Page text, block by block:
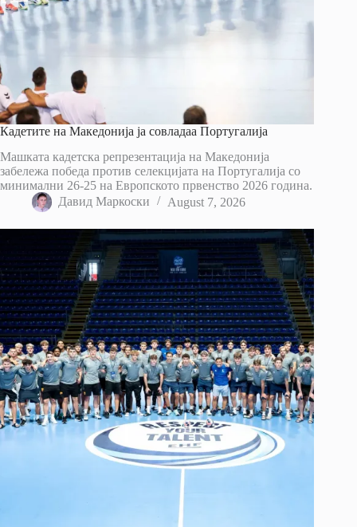
Кадетите на Македонија ја совладаа Португалија
Машката кадетска репрезентација на Македонија
забележа победа против селекцијата на Португалија со
минимални 26-25 на Европското првенство 2026 година.
Давид Маркоски
August 7, 2026